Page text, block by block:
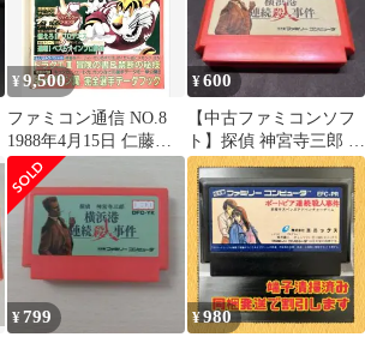
¥9,500
ファミコン通信 NO.8
1988年4月15日 仁藤優
子 聖闘士星矢など
¥600
【中古ファミコンソフ
ト】探偵 神宮寺三郎 横
浜港連続殺人事件
¥799 ¥980